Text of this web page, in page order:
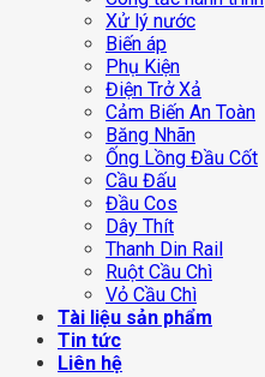
Xử lý nước
Biến áp
Phụ Kiện
Điện Trở Xả
Cảm Biến An Toàn
Băng Nhãn
Ống Lồng Đầu Cốt
Cầu Đấu
Đầu Cos
Dây Thít
Thanh Din Rail
Ruột Cầu Chì
Vỏ Cầu Chì
Tài liệu sản phẩm
Tin tức
Liên hệ